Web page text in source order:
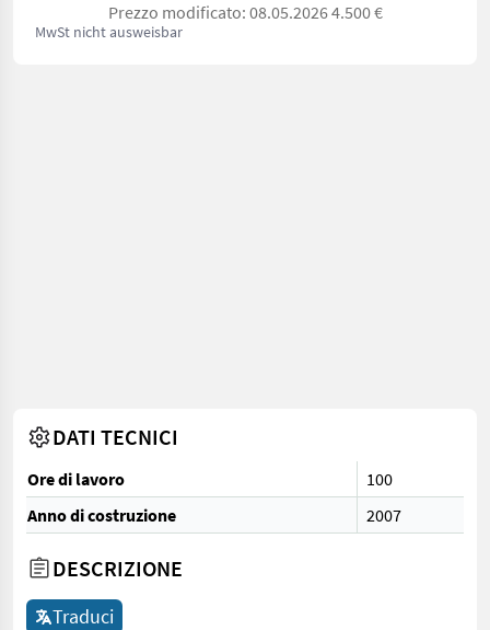
Prezzo modificato: 08.05.2026 4.500 €
MwSt nicht ausweisbar
DATI TECNICI
Ore di lavoro
100
Anno di costruzione
2007
DESCRIZIONE
Traduci